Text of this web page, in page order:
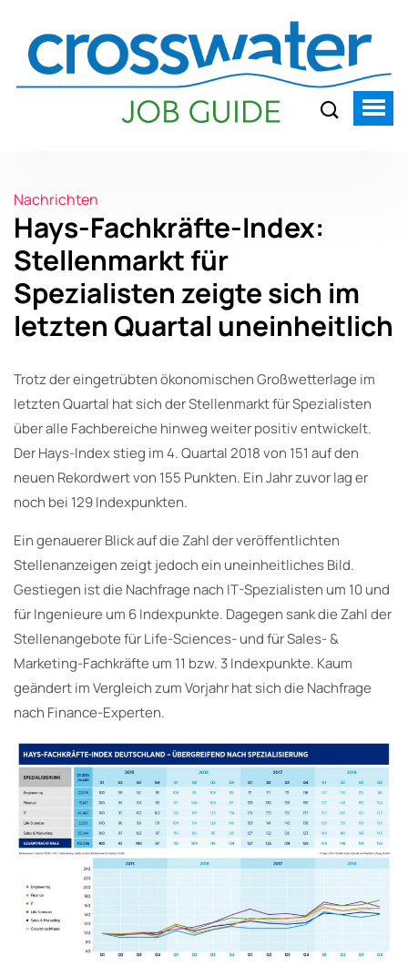
Nachrichten
Hays-Fachkräfte-Index:
Stellenmarkt für
Spezialisten zeigte sich im
letzten Quartal uneinheitlich
Trotz der eingetrübten ökonomischen Großwetterlage im
letzten Quartal hat sich der Stellenmarkt für Spezialisten
über alle Fachbereiche hinweg weiter positiv entwickelt.
Der Hays-Index stieg im 4. Quartal 2018 von 151 auf den
neuen Rekordwert von 155 Punkten. Ein Jahr zuvor lag er
noch bei 129 Indexpunkten.
Ein genauerer Blick auf die Zahl der veröffentlichten
Stellenanzeigen zeigt jedoch ein uneinheitliches Bild.
Gestiegen ist die Nachfrage nach IT-Spezialisten um 10 und
für Ingenieure um 6 Indexpunkte. Dagegen sank die Zahl der
Stellenangebote für Life-Sciences- und für Sales- &
Marketing-Fachkräfte um 11 bzw. 3 Indexpunkte. Kaum
geändert im Vergleich zum Vorjahr hat sich die Nachfrage
nach Finance-Experten.